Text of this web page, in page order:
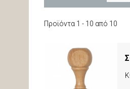
Προϊόντα 1 - 10 από 10